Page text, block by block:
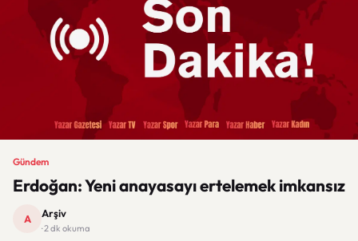
Gündem
Erdoğan: Yeni anayasayı ertelemek imkansız
A Arşiv
· 2 dk okuma